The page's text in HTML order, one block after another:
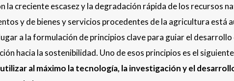
la creciente escasez y la degradación rápida de los recursos
y de bienes y servicios procedentes de la agricultura está
a la formulación de principios clave para guiar el
hacia la sostenibilidad. Uno de esos principios es el
al máximo la tecnología, la investigación y el